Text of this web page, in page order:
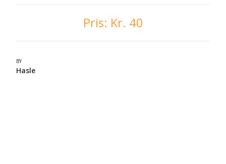
Pris: Kr. 40
BY
Hasle